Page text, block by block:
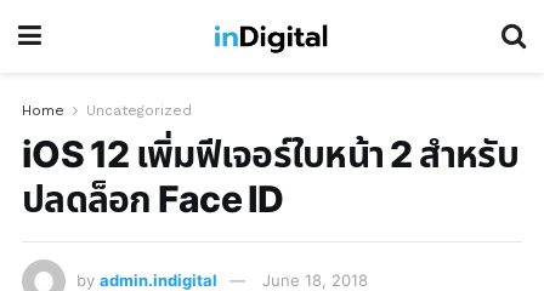
Home Uncategorized
iOS 12 เพิ่มฟีเจอร์ใบหน้า 2 สำหรับ
ปลดล็อก Face ID
by admin.indigital June 18, 2018